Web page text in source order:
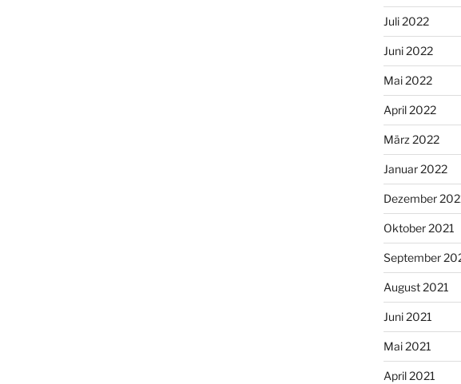
Juli 2022
Juni 2022
Mai 2022
April 2022
März 2022
Januar 2022
Dezember
Oktober 2021
September
August 2021
Juni 2021
Mai 2021
April 2021